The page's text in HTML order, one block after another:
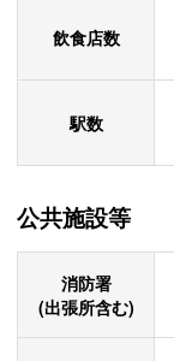
飲食店数
駅数
公共施設等
消防署
(出張所含む)